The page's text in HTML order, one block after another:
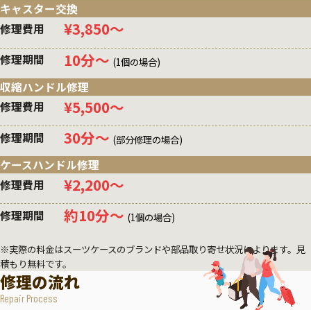
キャスター交換
修理費用
¥3,850〜
修理期間 10分〜 (1個の場合)
収縮ハンドル修理
修理費用
¥5,500〜
修理期間 30分〜 (部分修理の場合)
ケースハンドル修理
修理費用
¥2,200〜
修理期間 約10分〜 (1個の場合)
※実際の料金はスーツケースのブランドや部品取り寄せ状況によります。見
積もり無料です。
修理の流れ
Repair Process